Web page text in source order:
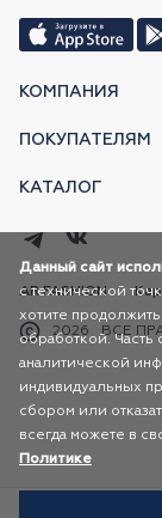
КОМПАНИЯ
ПОКУПАТЕЛЯМ
КАТАЛОГ
2026 ВСЕ
AR FASHION
Данный сайт
с технической
хотите
обработкой.
аналитической
индивидуальных
сбором или
всегда можете в
Политике